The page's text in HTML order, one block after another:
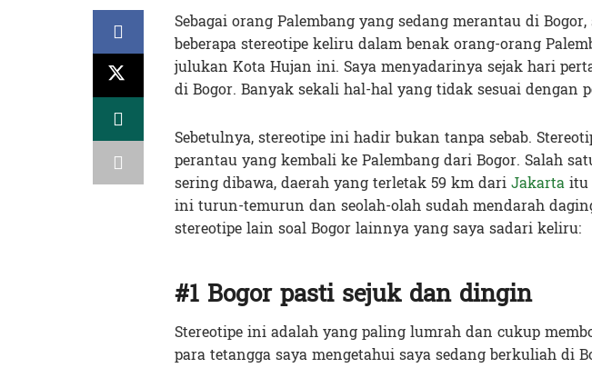
Sebagai orang Palembang yang sedang merantau di
beberapa stereotipe keliru dalam benak orang-orang
julukan Kota Hujan ini. Saya menyadarinya sejak hari
di Bogor. Banyak sekali hal-hal yang tidak sesuai dengan
Sebetulnya, stereotipe ini hadir bukan tanpa sebab.
perantau yang kembali ke Palembang dari Bogor. Salah
sering dibawa, daerah yang terletak 59 km dariJakartaitu
ini turun-temurun dan seolah-olah sudah mendarah
stereotipe lain soal Bogor lainnya yang saya sadari keliru:
#1 Bogor pasti sejuk dan dingin
Stereotipe ini adalah yang paling lumrah dan cukup
para tetangga saya mengetahui saya sedang berkuliah di